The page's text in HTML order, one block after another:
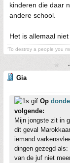
kinderen die daar
andere school.
Het is allemaal niet
“To destroy a people you
Gia
Op
volgende:
Mijn jongste zit in
dit geval
iemand
dingen gezegd
van de juf niet